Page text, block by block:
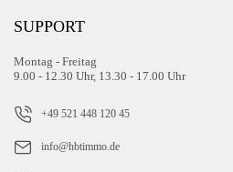
SUPPORT
Montag - Freitag
9.00 - 12.30 Uhr, 13.30 - 17.00 Uhr
+49 521 448 120 45
info@hbtimmo.de